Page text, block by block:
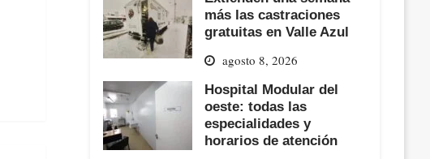
más las castraciones
gratuitas en Valle Azul
agosto 8, 2026
Hospital Modular del
oeste: todas las
especialidades y
horarios de atención